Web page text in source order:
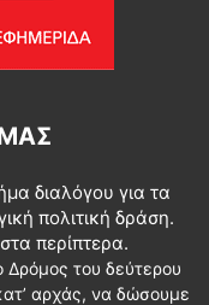
διαλόγου για τα
πολιτική δράση.
περίπτερα.
Δρόμος του δεύτερου
αρχάς, να δώσουμε